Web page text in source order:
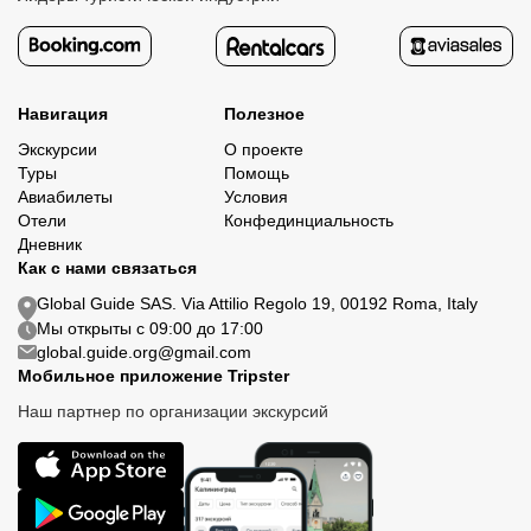
Навигация
Экскурсии
Туры
Авиабилеты
Отели
Дневник
Полезное
О проекте
Помощь
Условия
Конфединциальность
Как с нами связаться
Global Guide SAS. Via Attilio Regolo 19, 00192 Roma, Italy
Мы открыты с 09:00 до 17:00
global.guide.org@gmail.com
Мобильное приложение Tripster
Наш партнер по организации экскурсий